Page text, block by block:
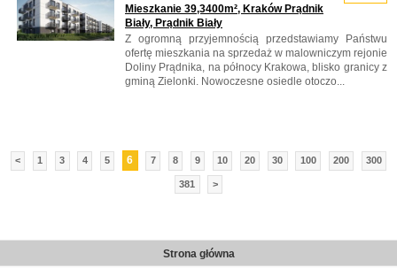
Mieszkanie 39,3400m², Kraków Prądnik
Biały, Prądnik Biały
Z ogromną przyjemnością przedstawiamy Państwu
ofertę mieszkania na sprzedaż w malowniczym rejonie
Doliny Prądnika, na północy Krakowa, blisko granicy z
gminą Zielonki. Nowoczesne osiedle otoczo...
< 1 3 4 5 6 7 8 9 10 20 30 100 200 300
381 >
Strona główna